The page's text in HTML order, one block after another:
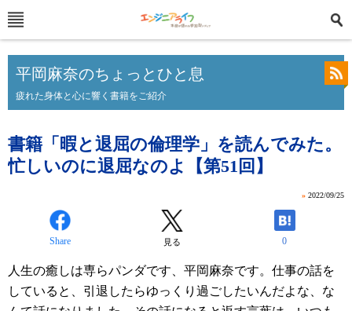
平岡麻奈のちょっとひと息
疲れた身体と心に響く書籍をご紹介
書籍「暇と退屈の倫理学」を読んでみた。
忙しいのに退屈なのよ【第51回】
» 2022/09/25
Share 見る 0
人生の癒しは専らパンダです、平岡麻奈です。仕事の話を
していると、引退したらゆっくり過ごしたいんだよな、な